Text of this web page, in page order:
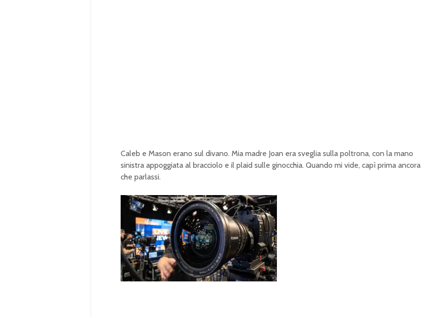
Caleb e Mason erano sul divano. Mia madre Joan era sveglia sulla poltrona, con la mano
sinistra appoggiata al bracciolo e il plaid sulle ginocchia. Quando mi vide, capì prima ancora
che parlassi.
U
n
m
o